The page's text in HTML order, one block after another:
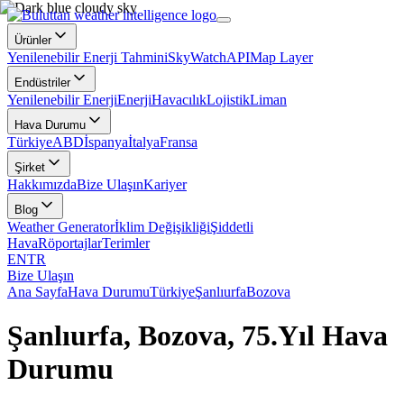
Ürünler
Yenilenebilir Enerji TahminiSkyWatchAPIMap Layer
Endüstriler
Yenilenebilir EnerjiEnerjiHavacılıkLojistikLiman
Hava Durumu
TürkiyeABDİspanyaİtalyaFransa
Şirket
HakkımızdaBize UlaşınKariyer
Blog
Weather Generatorİklim DeğişikliğiŞiddetli
HavaRöportajlarTerimler
ENTR
Bize Ulaşın
Ana SayfaHava DurumuTürkiyeŞanlıurfaBozova
Şanlıurfa, Bozova, 75.Yıl Hava
Durumu